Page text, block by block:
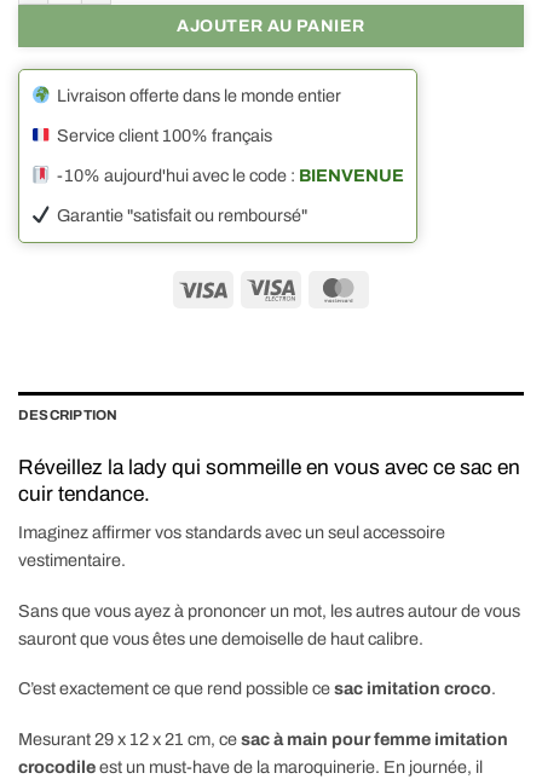
AJOUTER AU PANIER
Livraison offerte dans le monde entier
Service client 100% français
-10% aujourd'hui avec le code : BIENVENUE
Garantie "satisfait ou remboursé"
Visa
Visa
DESCRIPTION
Réveillez la lady qui sommeille en vous avec ce sac en
cuir tendance.
Imaginez affirmer vos standards avec un seul accessoire
vestimentaire.
Sans que vous ayez à prononcer un mot, les autres autour de vous
sauront que vous êtes une demoiselle de haut calibre.
C’est exactement ce que rend possible cesac imitation croco.
Mesurant 29 x 12 x 21 cm, cesac à main pour femme imitation
crocodileest un must-have de la maroquinerie. En journée, il